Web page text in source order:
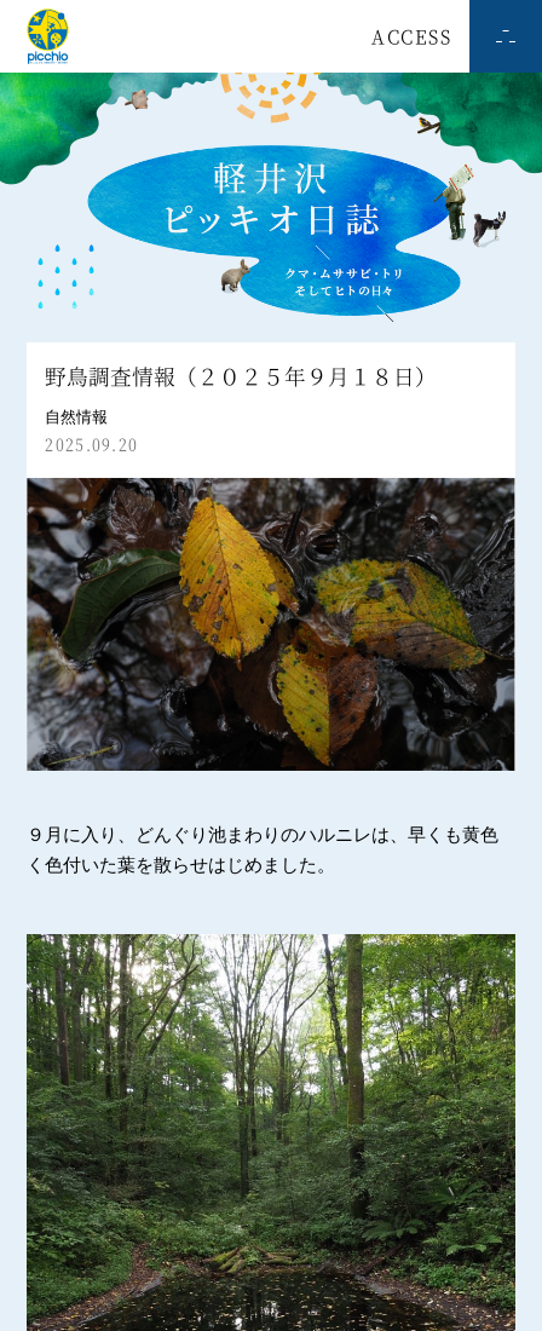
ACCESS
野鳥調査情報（２０２５年９月１８日）
自然情報
2025.09.20
９月に入り、どんぐり池まわりのハルニレは、早くも黄色
く色付いた葉を散らせはじめました。